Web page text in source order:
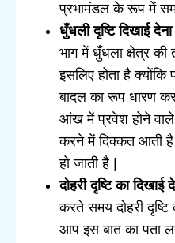
प्रभामंडल के रूप में
धुँधली दृष्टि दिखाई
भाग में धुँधला क्षेत्र की
इसलिए होता है
बादल का रूप धारण
आंख में प्रवेश होने
करने में दिक्कत आती
हो जाती है |
दोहरी दृष्टि का दिखाई
करते समय दोहरी
आप इस बात का पता